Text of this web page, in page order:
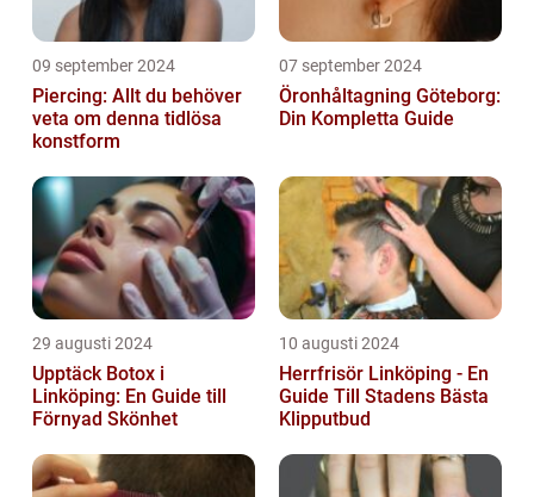
09 september 2024
Piercing: Allt du behöver
veta om denna tidlösa
konstform
07 september 2024
Öronhåltagning Göteborg:
Din Kompletta Guide
29 augusti 2024
Upptäck Botox i
Linköping: En Guide till
Förnyad Skönhet
10 augusti 2024
Herrfrisör Linköping - En
Guide Till Stadens Bästa
Klipputbud